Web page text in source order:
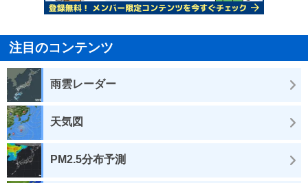
注目のコンテンツ
雨雲レーダー
天気図
PM2.5分布予測